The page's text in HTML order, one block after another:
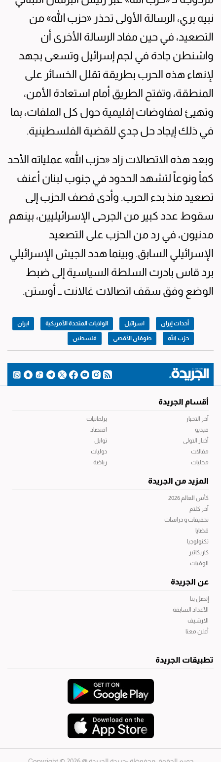
نبيه بري، الرسالة الأولى تحذر «حزب الله» من
التصعيد، في حين مفاد الرسالة الأخرى أن
واشنطن جادة في لجم إسرائيل وتسعى بجهد
لإنهاء هذه الحرب بطريقة تقلل الخسائر على
المنطقة، وتفتح الطريق أمام استعادة الأمن،
وتهيئ لمفاوضات إقليمية حول كل الملفات، بما
في ذلك إيجاد حل جدي للقضية الفلسطينية.
وبعد هذه الاتصالات زاد «حزب الله» عملياته الأحد
كماً ونوعاً لتشهد الحدود في جنوب لبنان أعنف
تصعيد منذ بدء الحرب. وأدى قصف الحزب إلى
سقوط عدد كبير من الجرحى الإسرائيليين، بينهم
مدنيون، في رد من الحزب على التصعيد
الإسرائيلي السابق. وبينما هدد الجيش الإسرائيلي
برد قاس بادرت السلطة السياسية إلى ضبط
الوضع وفق سقف اتصالات غالانت ــ أوستن.
أحداث إيران اسرائيل الولايات المتحدة الأمريكية ايران
حزب الله طوفان الأقصى فلسطين
أقسام الجريدة
آخر الاخبار
فيديو
أخبار الاولى
مقالات
محليات
برلمانيات
اقتصاد
توابل
دوليات
رياضة
المزيد من الجريدة
كأس العالم 2026
آخر كلام
تحقيقات و دراسات
قضايا
تكنولوجيا
كاريكاتير
الوفيات
عن الجريدة
إتصل بنا
الأعداد السابقة
الارشيف
أعلن معنا
تطبيقات الجريدة